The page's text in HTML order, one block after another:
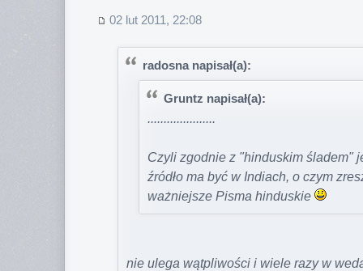
02 lut 2011, 22:08
radosna napisał(a):
Gruntz napisał(a):
.....................
Czyli zgodnie z "hinduskim śladem"
źródło ma być w Indiach, o czym
ważniejsze Pisma hinduskie
nie ulega wątpliwości i wiele razy w